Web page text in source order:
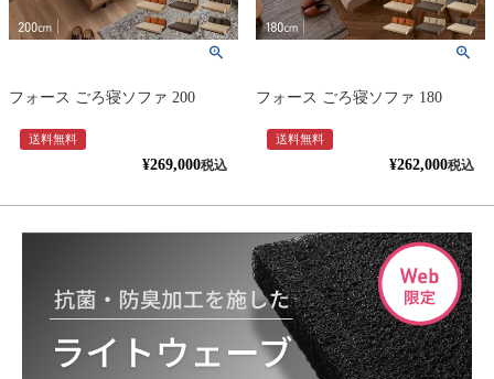
フォース ごろ寝ソファ 200
送料無料
¥269,000税込
フォース ごろ寝ソファ 180
送料無料
¥262,000税込